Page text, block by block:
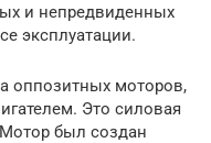
и непредвиденных
эксплуатации.
оппозитных моторов,
Это силовая
был создан